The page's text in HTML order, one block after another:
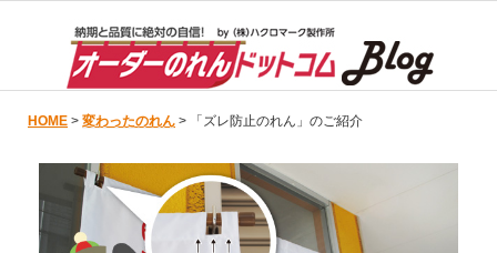
HOME > 変わったのれん > 「ズレ防止のれん」のご紹介